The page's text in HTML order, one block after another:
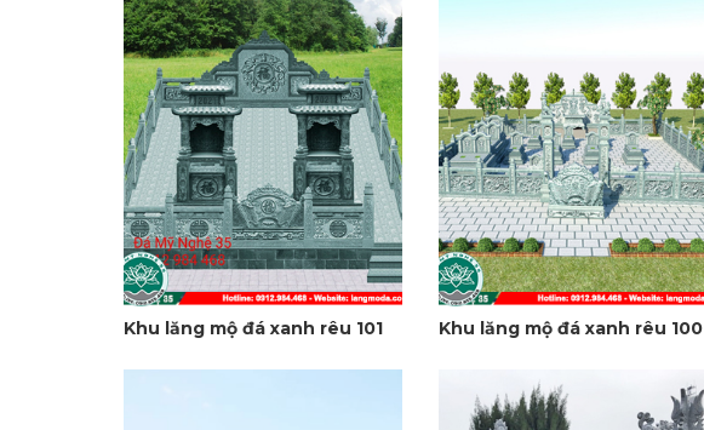
Khu lăng mộ đá xanh rêu 101 Khu lăng mộ đá xanh rêu 100